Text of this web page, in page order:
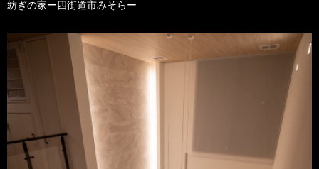
紡ぎの家ー四街道市みそらー